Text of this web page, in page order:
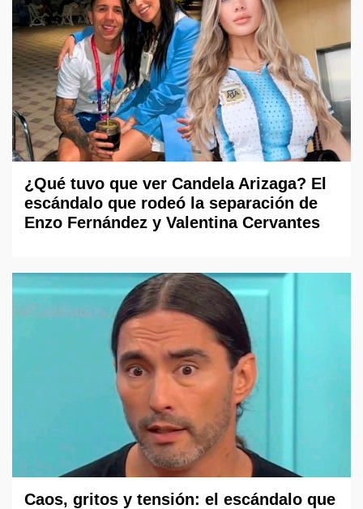
¿Qué tuvo que ver Candela Arizaga? El
escándalo que rodeó la separación de
Enzo Fernández y Valentina Cervantes
Caos, gritos y tensión: el escándalo que